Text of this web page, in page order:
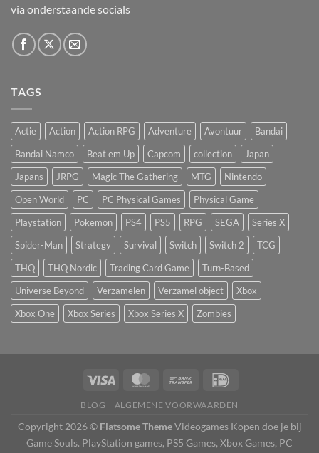
via onderstaande socials
TAGS
Actie Action Action RPG Adventure Avontuur
Bandai
Bandai Namco
Beat em Up Capcom collection
Japan
Japans
JRPG Magic The Gathering MTG
Nintendo
Open World
PC PC Physical Games
Physical Game
Playstation
Pokemon PS4 PS5 RPG SEGA
Series X
Spider-Man
Strategy Survival Switch Switch 2
TCG
THQ
THQ Nordic Trading Card Game
Turn-Based
Universe Beyond
Verzamelen Verzamel object
Xbox
Xbox One
Xbox Series Xbox Series X Zombies
BLOG ALGEMENE VOORWAARDEN
Copyright 2026 © Flatsome ThemeVideogames Kopen doe je bij
Game Souls. PlayStation games, PS5 Games, Xbox Games, PC